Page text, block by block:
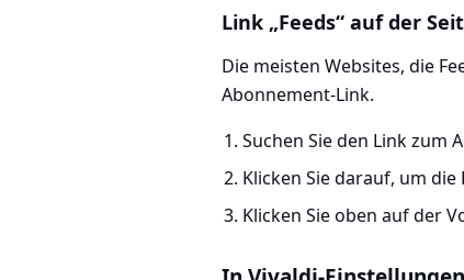
Link „Feeds“ auf der
Die meisten Websites, die
Abonnement-Link.
Suchen Sie den Link zum
Klicken Sie darauf, um
Klicken Sie oben auf der